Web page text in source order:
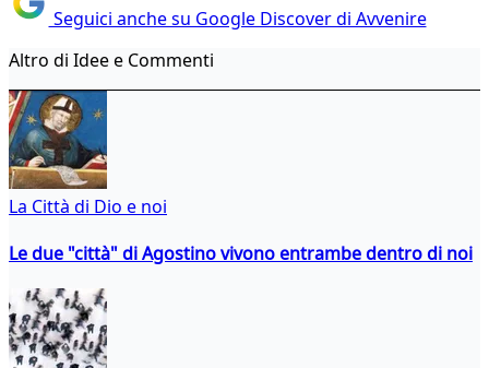
Seguici anche su Google Discover di Avvenire
Altro di Idee e Commenti
La Città di Dio e noi
Le due "città" di Agostino vivono entrambe dentro di noi